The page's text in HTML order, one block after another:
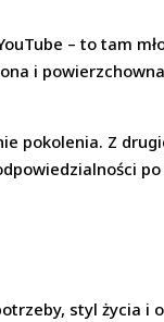
– to tam
i
pokolenia. Z
styl życia i